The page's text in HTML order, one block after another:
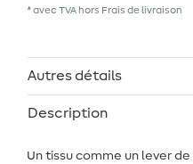
* avec TVA hors Frais de livraison
Autres détails
Description
Un tissu comme un lever